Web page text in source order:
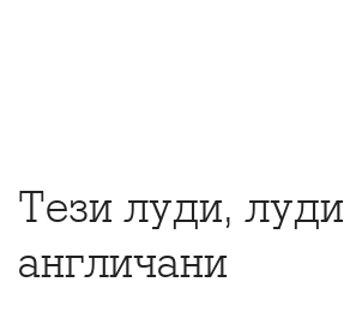
Тези луди, луди
англичани